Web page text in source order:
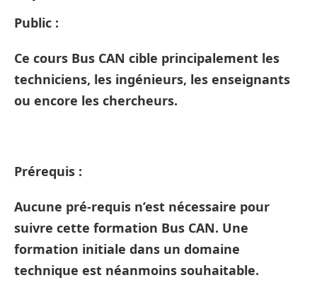
Public :
Ce cours Bus CAN cible principalement les
techniciens, les ingénieurs, les enseignants
ou encore les chercheurs.
Prérequis :
Aucune pré-requis n’est nécessaire pour
suivre cette formation Bus CAN. Une
formation initiale dans un domaine
technique est néanmoins souhaitable.